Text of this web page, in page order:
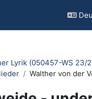
Lyrik (050457-WS 23/
Walther von der